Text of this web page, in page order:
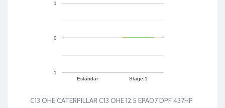
Estándar Stage 1
-1
0
1
C13 OHE CATERPILLAR C13 OHE 12.5 EPA07 DPF 437HP